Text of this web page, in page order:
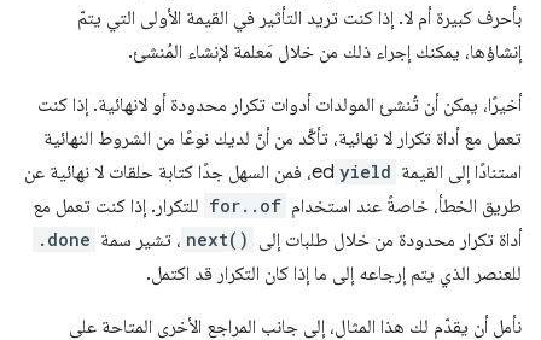
بأحرف كبيرة أم لا. إذا كنت تريد التأثير في القيمة الأولى التي يتمّ
إنشاؤها، يمكنك إجراء ذلك من خلال مَعلمة لإنشاء المُنشئ.
أخيرًا، يمكن أن تُنشئ المولدات أدوات تكرار محدودة أو لانهائية. إذا كنت
تعمل مع أداة تكرار لا نهائية، تأكَّد من أنّ لديك نوعًا من الشروط النهائية
استنادًا إلى القيمة yield
ed، فمن السهل جدًا كتابة حلقات لا نهائية عن
طريق الخطأ، خاصةً عند استخدام for..of للتكرار. إذا كنت تعمل مع
أداة تكرار محدودة من خلال طلبات إلى next() ، تشير سمة .done
للعنصر الذي يتم إرجاعه إلى ما إذا كان التكرار قد اكتمل.
نأمل أن يقدّم لك هذا المثال، إلى جانب المراجع الأخرى المتاحة على